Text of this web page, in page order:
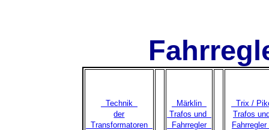
Technik
der
Transformatoren
Märklin
Trafos und
Fahrregler
Trix /
Trafos